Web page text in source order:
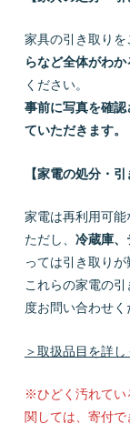
家具の引き取り
らなど全体がわ
ください。
事前に写真を確
ていただきます。
【家電の処分・
家電は再利用可能
ただし、 冷蔵庫、
っては引き取りが
これらの家電の
度お問い合わせく
＞取扱品目を詳し
※ひどく汚れてい
関しては、寄付で